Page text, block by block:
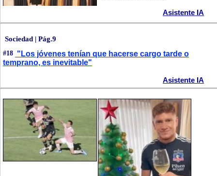
Asistente IA
Sociedad | Pág.9
#18 "Los jóvenes tenían que hacerse cargo tarde o
temprano, es inevitable"
Asistente IA